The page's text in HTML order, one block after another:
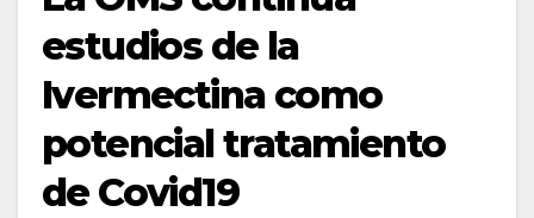
estudios de la
Ivermectina como
potencial tratamiento
de Covid19